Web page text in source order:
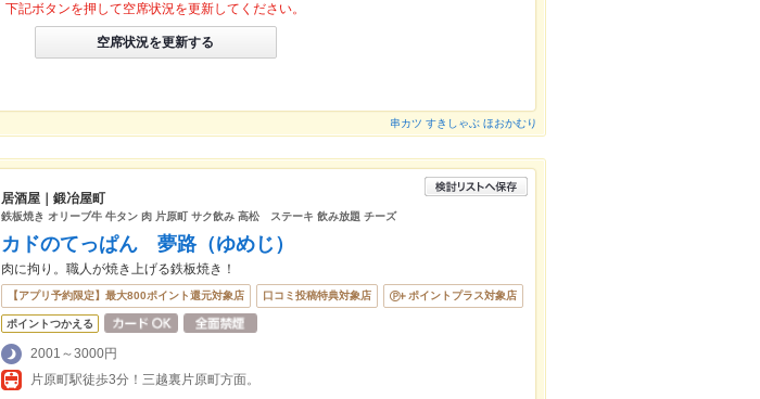
下記ボタンを押して空席状況を更新してください。
空席状況を更新する
串カツ すきしゃぶ ほおかむり
居酒屋｜鍛冶屋町
鉄板焼き オリーブ牛 牛タン 肉 片原町 サク飲み 高松 ステーキ 飲み放題 チーズ
カドのてっぱん 夢路（ゆめじ）
肉に拘り。職人が焼き上げる鉄板焼き！
【アプリ予約限定】最大800ポイント還元対象店 口コミ投稿特典対象店 ポイントプラス対象店
ポイントつかえる
2001～3000円
片原町駅徒歩3分！三越裏片原町方面。